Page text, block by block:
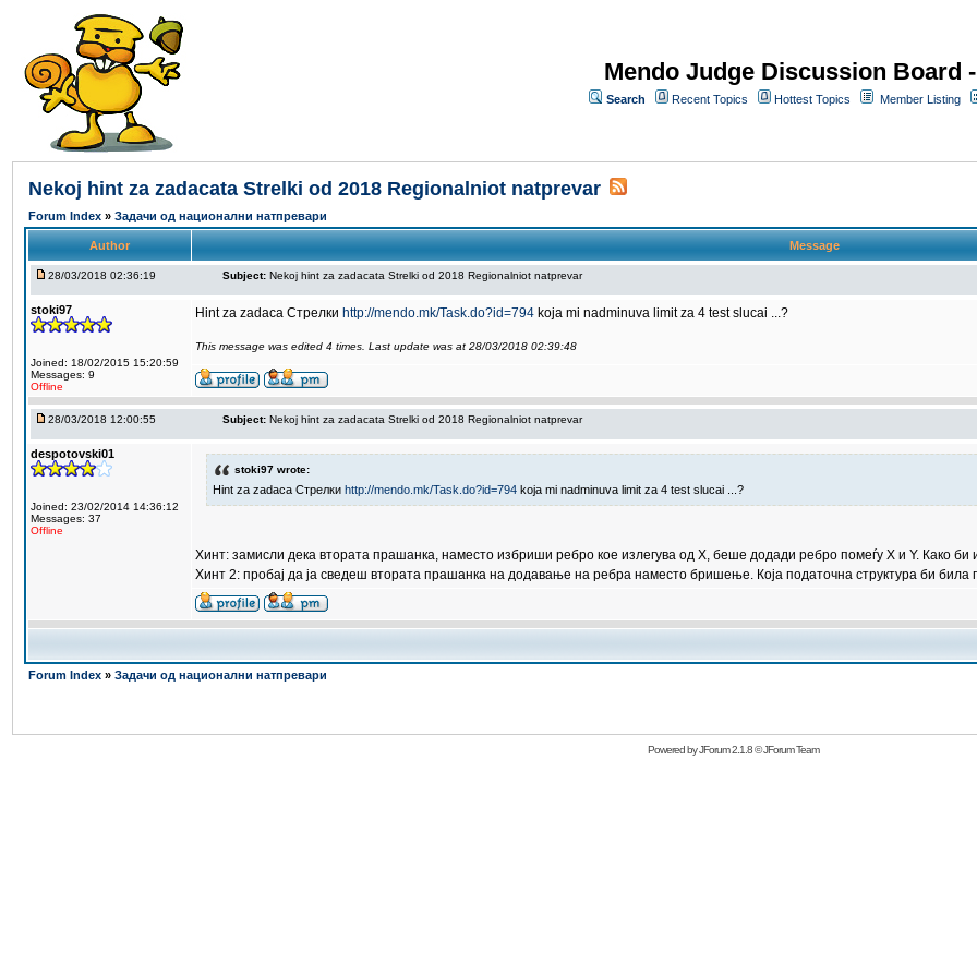
Mendo Judge Discussion Board
Search Recent Topics Hottest Topics Member Listing
Nekoj hint za zadacata Strelki od 2018 Regionalniot natprevar
Forum Index » Задачи од национални натпревари
Author Message
28/03/2018 02:36:19 Subject: Nekoj hint za zadacata Strelki od 2018 Regionalniot natprevar
stoki97
Joined: 18/02/2015 15:20:59
Messages: 9
Offline
Hint za zadaca Стрелки http://mendo.mk/Task.do?id=794 koja mi nadminuva limit za 4 test slucai ...?
This message was edited 4 times. Last update was at 28/03/2018 02:39:48
28/03/2018 12:00:55 Subject: Nekoj hint za zadacata Strelki od 2018 Regionalniot natprevar
despotovski01
Joined: 23/02/2014 14:36:12
Messages: 37
Offline
stoki97 wrote:
Hint za zadaca Стрелки http://mendo.mk/Task.do?id=794 koja mi nadminuva limit za 4 test slucai ...?
Хинт: замисли дека втората прашанка, наместо избриши ребро кое излегува од X, беше додади ребро помеѓу X и Y. Како би
Хинт 2: пробај да ја сведеш втората прашанка на додавање на ребра наместо бришење. Која податочна структура би
Forum Index » Задачи од национални натпревари
Powered byJForum 2.1.8©JForum Team